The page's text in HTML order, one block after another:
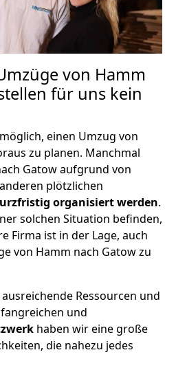
von Hamm
für uns kein
einen Umzug von
zu planen. Manchmal
Gatow aufgrund von
plötzlichen
organisiert werden.
solchen Situation befinden,
Firma ist in der Lage, auch
von Hamm nach Gatow zu
Ressourcen und
und
haben wir eine große
die nahezu jedes